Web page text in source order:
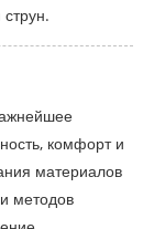
комфорт и
материалов
методов